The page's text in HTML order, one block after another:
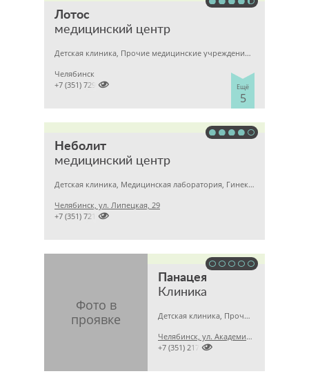
Лотос
медицинский центр
Детская клиника, Прочие медицинские учреждения, Гинекология
Ещё
5
Челябинск

+7 (351) 7298929
Неболит
медицинский центр
Детская клиника, Медицинская лаборатория, Гинекология
Челябинск, ул. Липецкая, 29

+7 (351) 7212891
Панацея
Клиника
Детская клиника, Прочие медицинские учреждения, Медицинский центр
Челябинск, ул. Академика Королёва, 42

+7 (351) 2174165